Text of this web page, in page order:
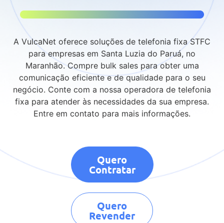
A VulcaNet oferece soluções de telefonia fixa STFC
para empresas em Santa Luzia do Paruá, no
Maranhão. Compre bulk sales para obter uma
comunicação eficiente e de qualidade para o seu
negócio. Conte com a nossa operadora de telefonia
fixa para atender às necessidades da sua empresa.
Entre em contato para mais informações.
Quero
Contratar
Quero
Revender